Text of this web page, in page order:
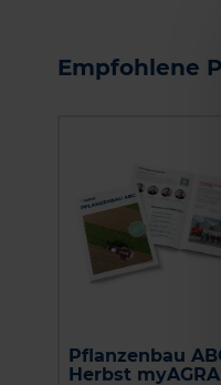
Empfohlene
Pflanzenbau
Herbst